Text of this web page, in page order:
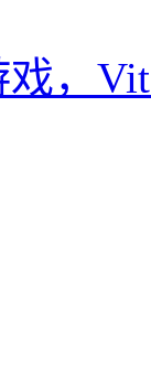
，